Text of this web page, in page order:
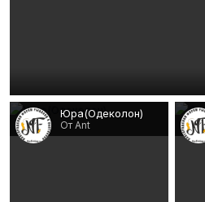
Юра(Одеколон)
От Ant